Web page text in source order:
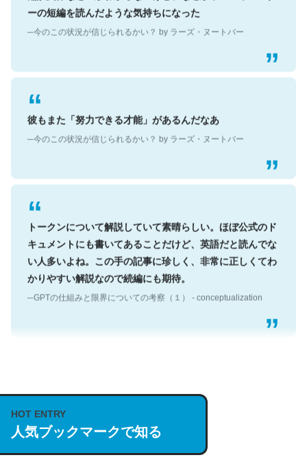
ーの短編を読んだような気持ちになった
─今のこの状況が信じられるかい？ by ラーズ・ヌートバー
彼もまた「努力できる才能」があるんだなあ
─今のこの状況が信じられるかい？ by ラーズ・ヌートバー
トークンについて解説していて素晴らしい。ほぼ公式のド
キュメントにも書いてあることだけど、英語だと読んでな
い人多いよね。この手の記事に珍しく、非常に正しくてわ
かりやすい解説なので続編にも期待。
─GPTの仕組みと限界についての考察（１） - conceptualization
説してる記事が少ないので貴重な良記事。/続編来た
https://isobe324649.hatenablog.com/entry/2023/03/27
/064121
─GPTの仕組みと限界についての考察（１） - conceptualization
HOT ENTRY
人気ブックマークで知る